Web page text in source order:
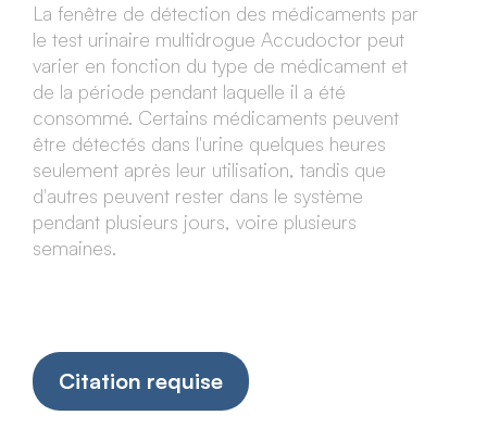
La fenêtre de détection des médicaments par
le test urinaire multidrogue Accudoctor peut
varier en fonction du type de médicament et
de la période pendant laquelle il a été
consommé. Certains médicaments peuvent
être détectés dans l'urine quelques heures
seulement après leur utilisation, tandis que
d'autres peuvent rester dans le système
pendant plusieurs jours, voire plusieurs
semaines.
Citation requise